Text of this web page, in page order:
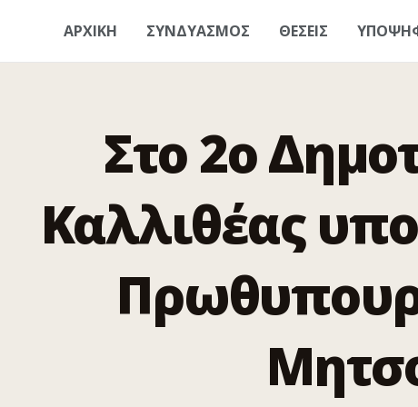
ΑΡΧΙΚΗ ΣΥΝΔΥΑΣΜΟΣ ΘΕΣΕΙΣ
Στο 2ο
Καλλιθέας